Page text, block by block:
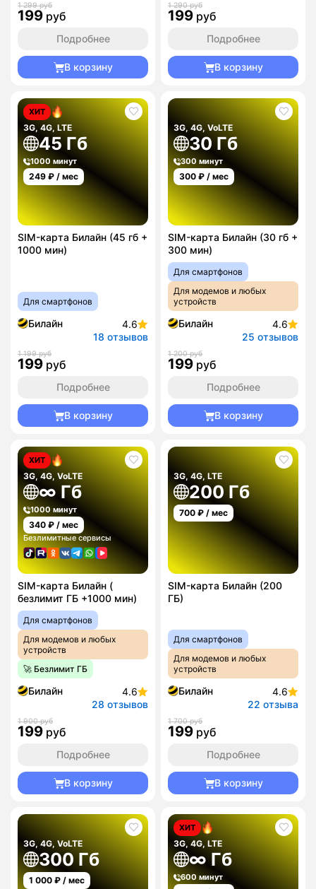
1 299 руб
199 руб
Подробнее
В корзину
1 290 руб
199 руб
Подробнее
В корзину
ХИТ
3G, 4G, LTE
45 Гб
1000 минут
249 ₽ / мес
SIM-карта Билайн (45 гб +
1000 мин)
Для смартфонов
Билайн
4.6
18 отзывов
1 199 руб
199 руб
Подробнее
В корзину
3G, 4G, VoLTE
30 Гб
300 минут
300 ₽ / мес
SIM-карта Билайн (30 гб +
300 мин)
Для смартфонов
Для модемов и любых
устройств
Билайн
4.6
25 отзывов
1 200 руб
199 руб
Подробнее
В корзину
ХИТ
3G, 4G, VoLTE
∞ Гб
1000 минут
340 ₽ / мес
Безлимитные сервисы
SIM-карта Билайн (
безлимит ГБ +1000 мин)
Для смартфонов
Для модемов и любых
устройств
🚀 Безлимит ГБ
Билайн
4.6
28 отзывов
1 900 руб
199 руб
Подробнее
В корзину
3G, 4G, LTE
200 Гб
700 ₽ / мес
SIM-карта Билайн (200
ГБ)
Для смартфонов
Для модемов и любых
устройств
Билайн
4.6
22 отзыва
1 700 руб
199 руб
Подробнее
В корзину
3G, 4G, VoLTE
300 Гб
1 000 ₽ / мес
ХИТ
3G, 4G, LTE
∞ Гб
600 минут